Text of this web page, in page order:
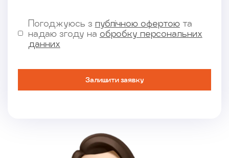
Погоджуюсь з публічною офертоюта
надаю згоду на обробку персональних
данних